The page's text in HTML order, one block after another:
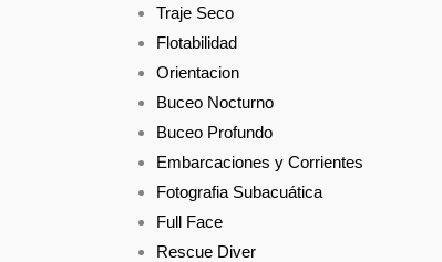
Traje Seco
Flotabilidad
Orientacion
Buceo Nocturno
Buceo Profundo
Embarcaciones y Corrientes
Fotografia Subacuática
Full Face
Rescue Diver